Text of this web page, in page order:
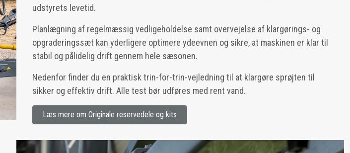
udstyrets levetid.
Planlægning af regelmæssig vedligeholdelse samt overvejelse af klargørings- og
opgraderingssæt kan yderligere optimere ydeevnen og sikre, at maskinen er klar til
stabil og pålidelig drift gennem hele sæsonen.
Nedenfor finder du en praktisk trin-for-trin-vejledning til at klargøre sprøjten til
sikker og effektiv drift. Alle test bør udføres med rent vand.
Læs mere om Originale reservedele og kits